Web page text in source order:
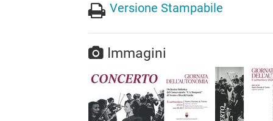
Versione Stampabile
Immagini